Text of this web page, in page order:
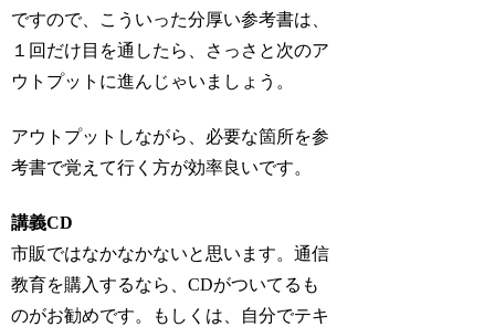
ですので、こういった分厚い参考書は、
１回だけ目を通したら、さっさと次のア
ウトプットに進んじゃいましょう。
アウトプットしながら、必要な箇所を参
考書で覚えて行く方が効率良いです。
講義CD
市販ではなかなかないと思います。通信
教育を購入するなら、CDがついてるも
のがお勧めです。もしくは、自分でテキ